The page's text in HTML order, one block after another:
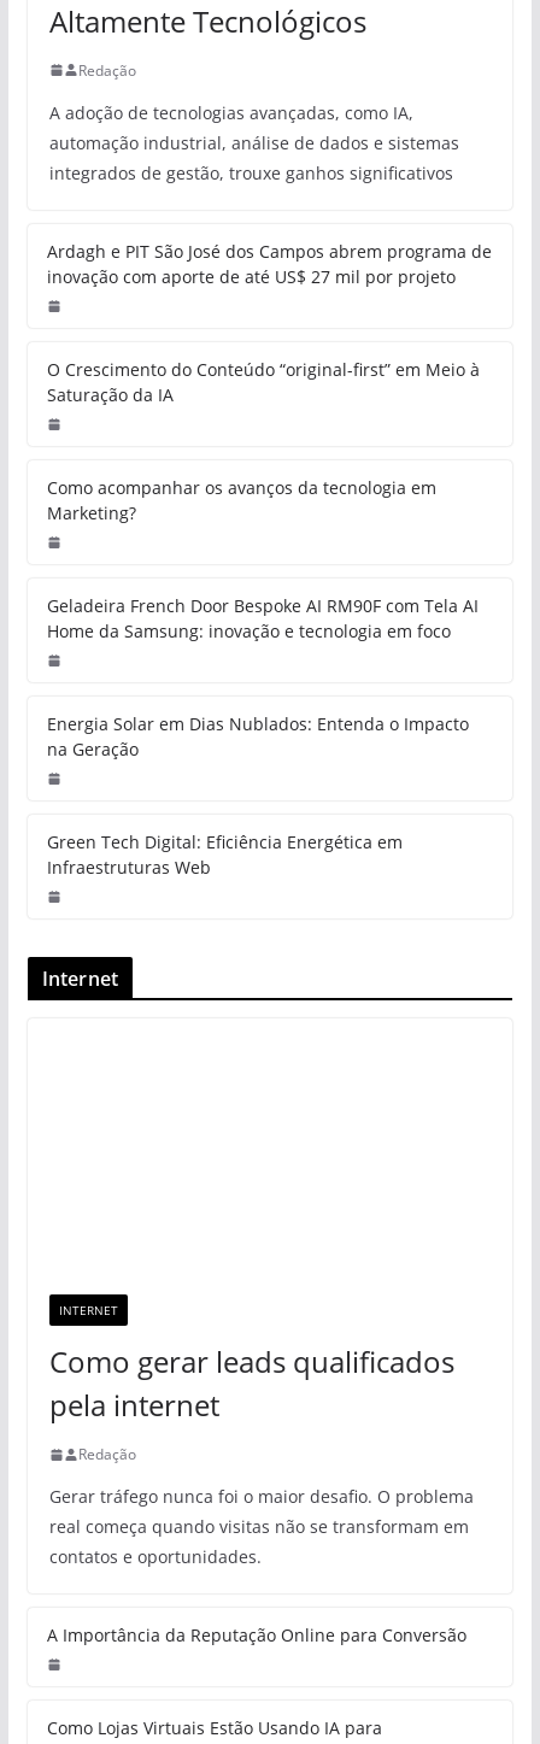
Altamente Tecnológicos
Redação
A adoção de tecnologias avançadas, como IA,
automação industrial, análise de dados e sistemas
integrados de gestão, trouxe ganhos significativos
Ardagh e PIT São José dos Campos abrem programa de
inovação com aporte de até US$ 27 mil por projeto
O Crescimento do Conteúdo “original-first” em Meio à
Saturação da IA
Como acompanhar os avanços da tecnologia em
Marketing?
Geladeira French Door Bespoke AI RM90F com Tela AI
Home da Samsung: inovação e tecnologia em foco
Energia Solar em Dias Nublados: Entenda o Impacto
na Geração
Green Tech Digital: Eficiência Energética em
Infraestruturas Web
Internet
INTERNET
Como gerar leads qualificados
pela internet
Redação
Gerar tráfego nunca foi o maior desafio. O problema
real começa quando visitas não se transformam em
contatos e oportunidades.
A Importância da Reputação Online para Conversão
Como Lojas Virtuais Estão Usando IA para